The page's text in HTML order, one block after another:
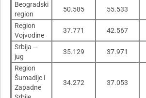
Beogradski
region
50.585 55.533
Region
Vojvodine
37.771 42.567
Srbija –
jug
35.129 37.971
Region
Šumadije i
Zapadne
34.272 37.053